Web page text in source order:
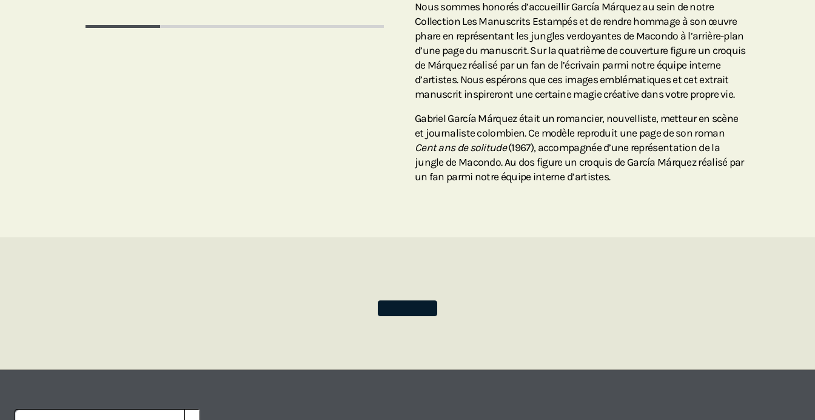
Nous sommes honorés d’accueillir García Márquez au sein de notre
Collection Les Manuscrits Estampés et de rendre hommage à son œuvre
phare en représentant les jungles verdoyantes de Macondo à l’arrière-plan
d’une page du manuscrit. Sur la quatrième de couverture figure un croquis
de Márquez réalisé par un fan de l’écrivain parmi notre équipe interne
d’artistes. Nous espérons que ces images emblématiques et cet extrait
manuscrit inspireront une certaine magie créative dans votre propre vie.
Gabriel García Márquez était un romancier, nouvelliste, metteur en scène
et journaliste colombien. Ce modèle reproduit une page de son roman
Cent ans de solitude(1967), accompagnée d’une représentation de la
jungle de Macondo. Au dos figure un croquis de García Márquez réalisé par
un fan parmi notre équipe interne d’artistes.